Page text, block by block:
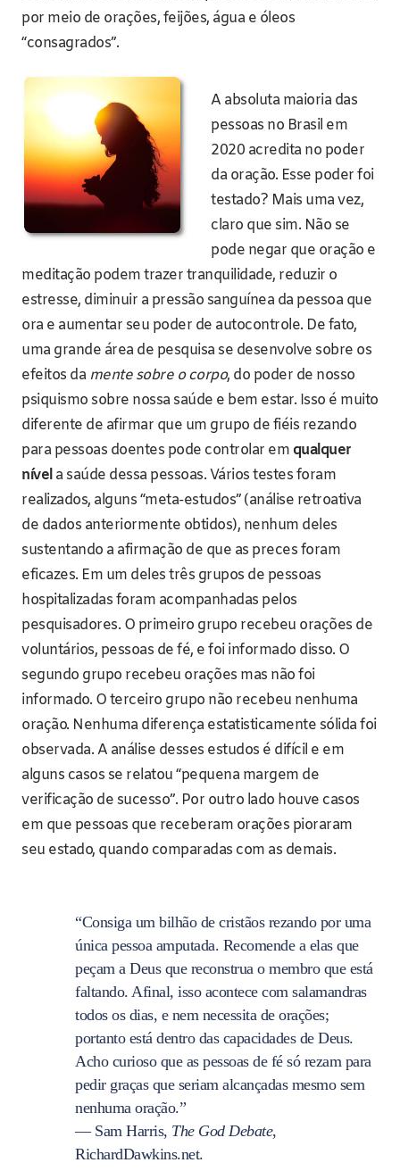
por meio de orações, feijões, água e óleos
“consagrados”.
A absoluta maioria das
pessoas no Brasil em
2020 acredita no poder
da oração. Esse poder foi
testado? Mais uma vez,
claro que sim. Não se
pode negar que oração e
meditação podem trazer tranquilidade, reduzir o
estresse, diminuir a pressão sanguínea da pessoa que
ora e aumentar seu poder de autocontrole. De fato,
uma grande área de pesquisa se desenvolve sobre os
efeitos da mente sobre o corpo, do poder de nosso
psiquismo sobre nossa saúde e bem estar. Isso é muito
diferente de afirmar que um grupo de fiéis rezando
para pessoas doentes pode controlar em qualquer
nívela saúde dessa pessoas. Vários testes foram
realizados, alguns “meta-estudos” (análise retroativa
de dados anteriormente obtidos), nenhum deles
sustentando a afirmação de que as preces foram
eficazes. Em um deles três grupos de pessoas
hospitalizadas foram acompanhadas pelos
pesquisadores. O primeiro grupo recebeu orações de
voluntários, pessoas de fé, e foi informado disso. O
segundo grupo recebeu orações mas não foi
informado. O terceiro grupo não recebeu nenhuma
oração. Nenhuma diferença estatisticamente sólida foi
observada. A análise desses estudos é difícil e em
alguns casos se relatou “pequena margem de
verificação de sucesso”. Por outro lado houve casos
em que pessoas que receberam orações pioraram
seu estado, quando comparadas com as demais.
“Consiga um bilhão de cristãos rezando por uma
única pessoa amputada. Recomende a elas que
peçam a Deus que reconstrua o membro que está
faltando. Afinal, isso acontece com salamandras
todos os dias, e nem necessita de orações;
portanto está dentro das capacidades de Deus.
Acho curioso que as pessoas de fé só rezam para
pedir graças que seriam alcançadas mesmo sem
nenhuma oração.”
— Sam Harris, The God Debate,
RichardDawkins.net.